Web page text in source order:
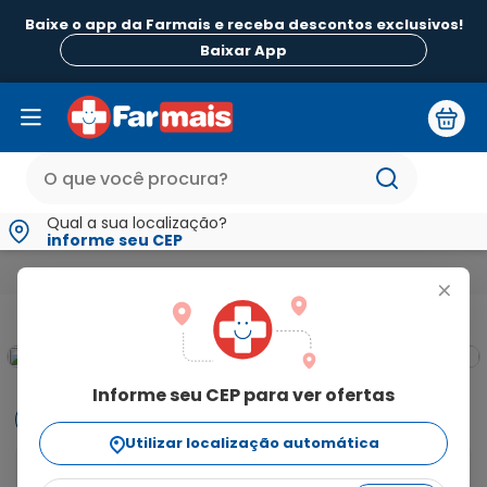
Baixe o app da Farmais e receba descontos exclusivos!
Baixar App
Qual a sua localização?
informe seu CEP
+
Informe seu CEP para ver ofertas
Utilizar localização automática
Informações
O Desodorante Aerosol Rexona Antibacterial Invisible